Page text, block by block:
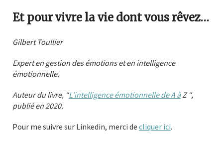
Et pour vivre la vie dont vous rêvez…
Gilbert Toullier
Expert en gestion des émotions et en intelligence
émotionnelle.
Auteur du livre, “L’intelligence émotionnelle de A àZ “,
publié en 2020.
Pour me suivre sur Linkedin, merci de cliquer ici.